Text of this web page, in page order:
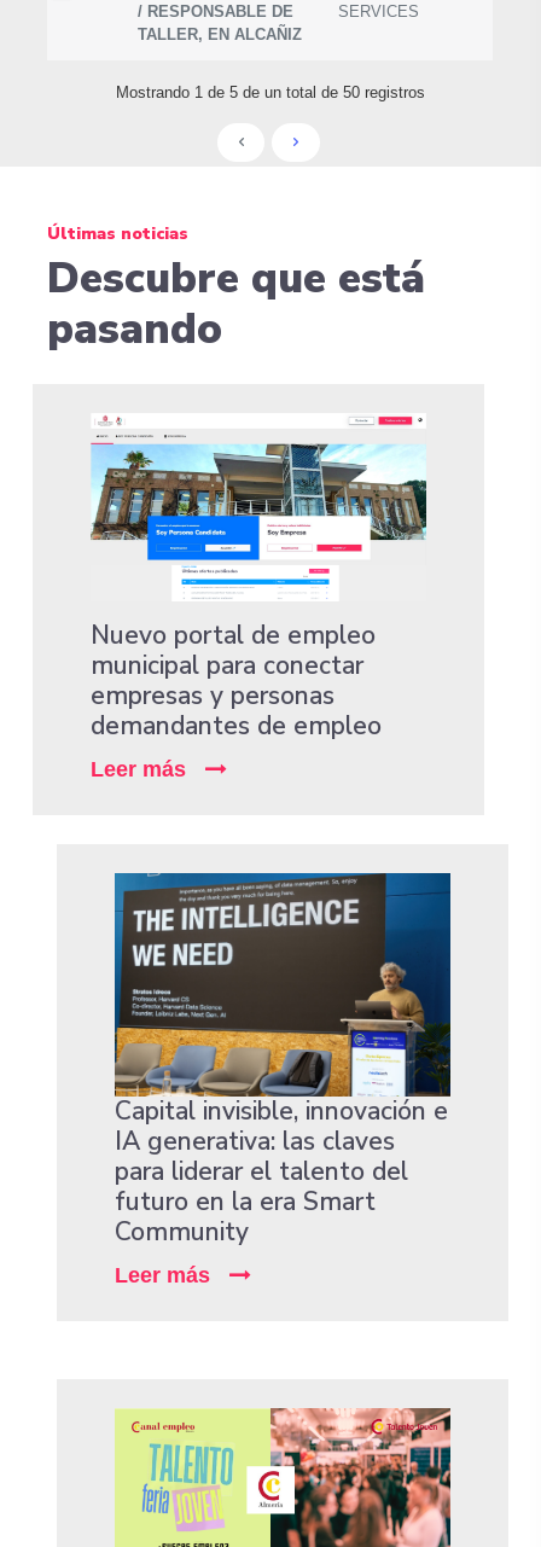
/ RESPONSABLE DE
TALLER, EN ALCAÑIZ
SERVICES
Mostrando 1 de 5 de un total de 50 registros
Últimas noticias
Descubre que está
pasando
Nuevo portal de empleo
municipal para conectar
empresas y personas
demandantes de empleo
Leer más
Capital invisible, innovación e
IA generativa: las claves
para liderar el talento del
futuro en la era Smart
Community
Leer más